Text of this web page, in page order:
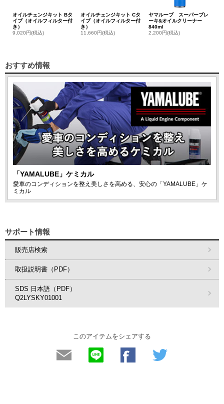
オイルチェンジキット Bタ
イプ（オイルフィルター付
き）
9,020円(税込)
オイルチェンジキット Cタ
イプ（オイルフィルター付
き）
11,660円(税込)
ヤマルーブ スーパーブレ
ーキ&オイルクリーナー
840ml
2,200円(税込)
おすすめ情報
「YAMALUBE」ケミカル
愛車のコンディションを整え美しさを高める、安心の「YAMALUBE」ケ
ミカル
サポート情報
販売店検索
取扱説明書（PDF）
SDS 日本語（PDF）
Q2LYSKY01001
このアイテムをシェアする